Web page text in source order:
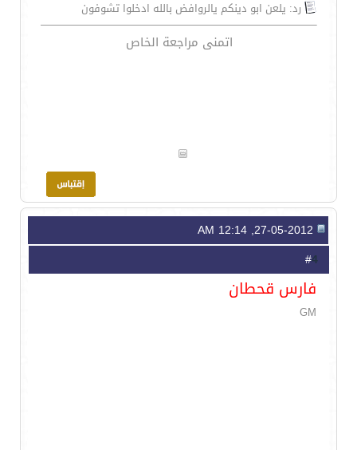
رد: يلعن ابو دينكم يالروافض بالله ادخلوا تشوفون
اتمنى مراجعة الخاص
4
فارس قحطان
GM